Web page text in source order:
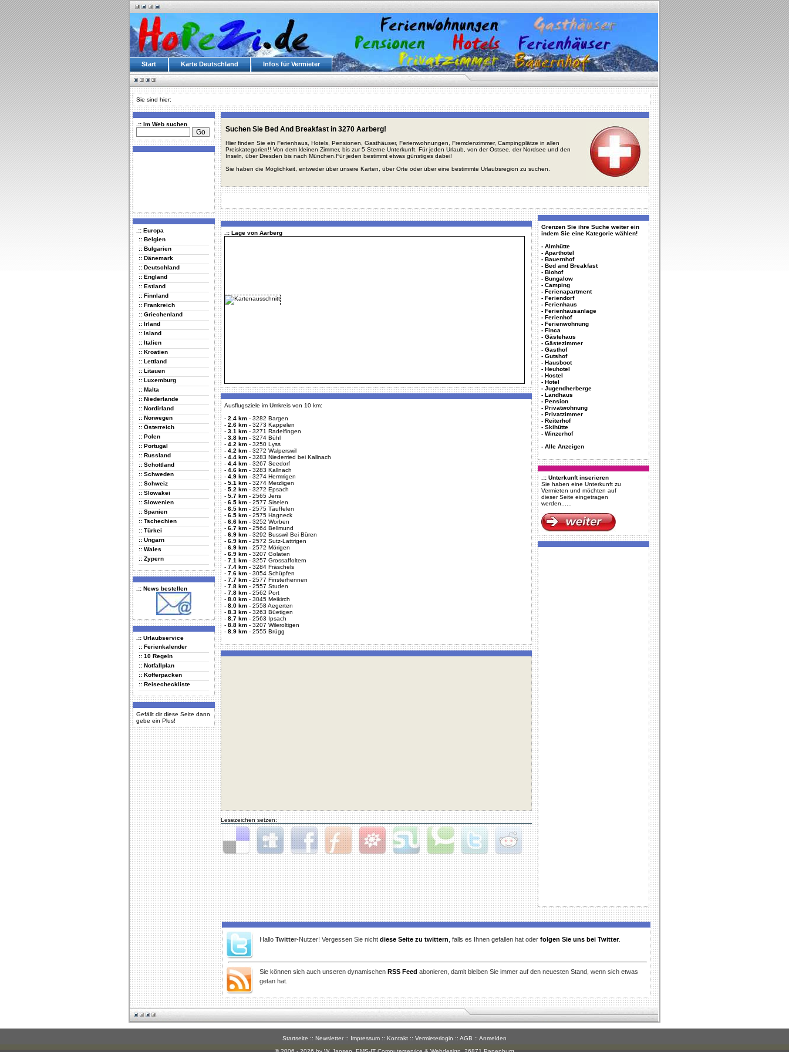
Start Karte Deutschland Infos für Vermieter
Sie sind hier:
.:: Im Web suchen
.:: Europa
:: Belgien
:: Bulgarien
:: Dänemark
:: Deutschland
:: England
:: Estland
:: Finnland
:: Frankreich
:: Griechenland
:: Irland
:: Island
:: Italien
:: Kroatien
:: Lettland
:: Litauen
:: Luxemburg
:: Malta
:: Niederlande
:: Nordirland
:: Norwegen
:: Österreich
:: Polen
:: Portugal
:: Russland
:: Schottland
:: Schweden
:: Schweiz
:: Slowakei
:: Slowenien
:: Spanien
:: Tschechien
:: Türkei
:: Ungarn
:: Wales
:: Zypern
.:: News bestellen
.:: Urlaubservice
:: Ferienkalender
:: 10 Regeln
:: Notfallplan
:: Kofferpacken
:: Reisecheckliste
Gefällt dir diese Seite dann
gebe ein Plus!
Suchen Sie Bed And Breakfast in 3270 Aarberg!
Hier finden Sie ein Ferienhaus, Hotels, Pensionen, Gasthäuser, Ferienwohnungen, Fremdenzimmer, Campingplätze in allen
Preiskategorien!! Von dem kleinen Zimmer, bis zur 5 Sterne Unterkunft. Für jeden Urlaub, von der Ostsee, der Nordsee und den
Inseln, über Dresden bis nach München.Für jeden bestimmt etwas günstiges dabei!
Sie haben die Möglichkeit, entweder über unsere Karten, über Orte oder über eine bestimmte Urlaubsregion zu suchen.
.:: Lage von Aarberg
Ausflugsziele im Umkreis von 10 km:
- 2.4 km - 3282 Bargen
- 2.6 km - 3273 Kappelen
- 3.1 km - 3271 Radelfingen
- 3.8 km - 3274 Bühl
- 4.2 km - 3250 Lyss
- 4.2 km - 3272 Walperswil
- 4.4 km - 3283 Niederried bei Kallnach
- 4.4 km - 3267 Seedorf
- 4.6 km - 3283 Kallnach
- 4.9 km - 3274 Hermrigen
- 5.1 km - 3274 Merzligen
- 5.2 km - 3272 Epsach
- 5.7 km - 2565 Jens
- 6.5 km - 2577 Siselen
- 6.5 km - 2575 Täuffelen
- 6.5 km - 2575 Hagneck
- 6.6 km - 3252 Worben
- 6.7 km - 2564 Bellmund
- 6.9 km - 3292 Busswil Bei Büren
- 6.9 km - 2572 Sutz-Lattrigen
- 6.9 km - 2572 Mörigen
- 6.9 km - 3207 Golaten
- 7.1 km - 3257 Grossaffoltern
- 7.4 km - 3284 Fräschels
- 7.6 km - 3054 Schüpfen
- 7.7 km - 2577 Finsterhennen
- 7.8 km - 2557 Studen
- 7.8 km - 2562 Port
- 8.0 km - 3045 Meikirch
- 8.0 km - 2558 Aegerten
- 8.3 km - 3263 Büetigen
- 8.7 km - 2563 Ipsach
- 8.8 km - 3207 Wileroltigen
- 8.9 km - 2555 Brügg
Lesezeichen setzen:
Delicious Digg Facebook Furl StudiVZ StumbleUponTechnorati Twitter Reddit
Grenzen Sie ihre Suche weiter ein
indem Sie eine Kategorie wählen!
- Almhütte
- Aparthotel
- Bauernhof
- Bed and Breakfast
- Biohof
- Bungalow
- Camping
- Ferienapartment
- Feriendorf
- Ferienhaus
- Ferienhausanlage
- Ferienhof
- Ferienwohnung
- Finca
- Gästehaus
- Gästezimmer
- Gasthof
- Gutshof
- Hausboot
- Heuhotel
- Hostel
- Hotel
- Jugendherberge
- Landhaus
- Pension
- Privatwohnung
- Privatzimmer
- Reiterhof
- Skihütte
- Winzerhof
- Alle Anzeigen
.:: Unterkunft inserieren
Sie haben eine Unterkunft zu
Vermieten und möchten auf
dieser Seite eingetragen
werden......
Hallo Twitter-Nutzer! Vergessen Sie nicht diese Seite zu twittern , falls es Ihnen gefallen hat oder folgen Sie uns bei Twitter.
Sie können sich auch unseren dynamischen RSS Feed abonieren, damit bleiben Sie immer auf den neuesten Stand, wenn sich etwas
getan hat.
Startseite :: Newsletter :: Impressum :: Kontakt :: Vermieterlogin :: AGB :: Anmelden